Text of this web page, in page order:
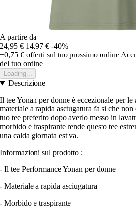
A partire da
24,95 € 14,97 € -40%
+0,75 € offerti sul tuo prossimo ordine
del tuo ordine
Loading...
Descrizione
Il tee Yonan per donne è eccezionale per
materiale a rapida asciugatura fa sì che
tuo tee preferito dopo averlo messo in
morbido e traspirante rende questo tee
una calda giornata estiva.
Informazioni sul prodotto :
- Il tee Performance Yonan per donne
- Materiale a rapida asciugatura
- Morbido e traspirante